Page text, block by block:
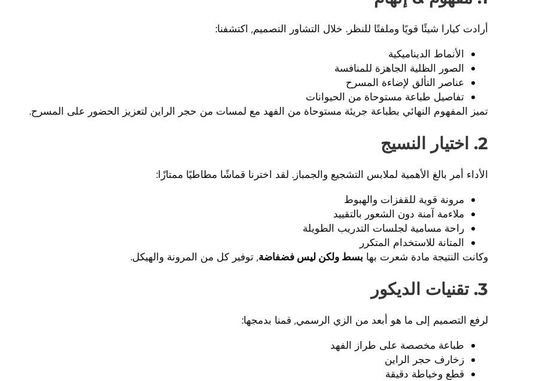
أرادت كيارا شيئًا قويًا وملفتًا للنظر. خلال التشاور التصميم, اكتشفنا:
الأنماط الديناميكية
الصور الظلية الجاهزة للمنافسة
عناصر التألق لإضاءة المسرح
تفاصيل طباعة مستوحاة من الحيوانات
تميز المفهوم النهائي بطباعة جريئة مستوحاة من الفهد مع لمسات من حجر الراين لتعزيز الحضور على المسرح.
2. اختيار النسيج
الأداء أمر بالغ الأهمية لملابس التشجيع والجمباز. لقد اخترنا قماشًا مطاطيًا ممتازًا:
مرونة قوية للقفزات والهبوط
ملاءمة آمنة دون الشعور بالتقييد
راحة مسامية لجلسات التدريب الطويلة
المتانة للاستخدام المتكرر
وكانت النتيجة مادة شعرت بها بسط ولكن ليس فضفاضة, توفير كل من المرونة والهيكل.
3. تقنيات الديكور
لرفع التصميم إلى ما هو أبعد من الزي الرسمي, قمنا بدمجها:
طباعة مخصصة على طراز الفهد
زخارف حجر الراين
قطع وخياطة دقيقة